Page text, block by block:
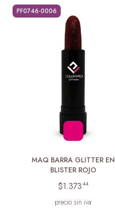
PF0746-0006
MAQ BARRA GLITTER EN
BLISTER ROJO
$1.37344
precio sin iva